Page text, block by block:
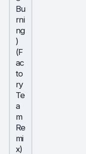
Bu
rni
ng
)
(F
ac
to
ry
Te
a
m
Re
mi
x)